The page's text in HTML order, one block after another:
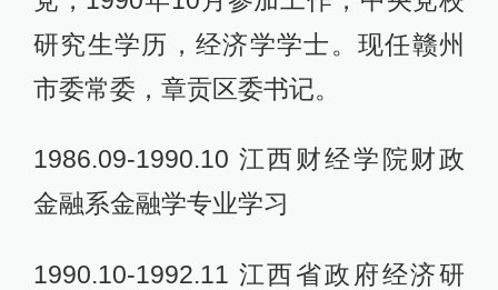
研究生学历，经济学学士。现任赣州
市委常委，章贡区委书记。
1986.09-1990.10 江西财经学院财政
金融系金融学专业学习
1990.10-1992.11 江西省政府经济研